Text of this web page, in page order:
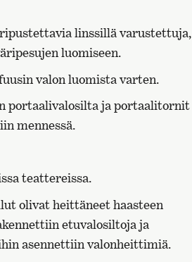
linssillä varustettuja,
luomiseen.
valon luomista varten.
portaalivalosilta ja portaalitornit
mennessä.
teattereissa.
olivat heittäneet haasteen
etuvalosiltoja ja
asennettiin valonheittimiä.